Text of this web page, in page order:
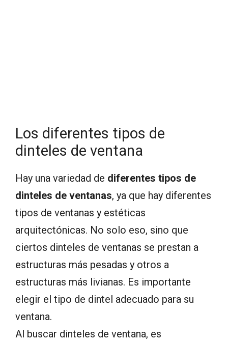
Los diferentes tipos de
dinteles de ventana
Hay una variedad de diferentes tipos de
dinteles de ventanas, ya que hay diferentes
tipos de ventanas y estéticas
arquitectónicas. No solo eso, sino que
ciertos dinteles de ventanas se prestan a
estructuras más pesadas y otros a
estructuras más livianas. Es importante
elegir el tipo de dintel adecuado para su
ventana.
Al buscar dinteles de ventana, es